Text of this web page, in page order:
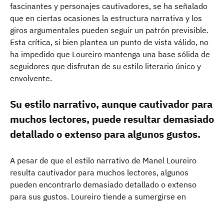
fascinantes y personajes cautivadores, se ha señalado
que en ciertas ocasiones la estructura narrativa y los
giros argumentales pueden seguir un patrón previsible.
Esta crítica, si bien plantea un punto de vista válido, no
ha impedido que Loureiro mantenga una base sólida de
seguidores que disfrutan de su estilo literario único y
envolvente.
Su estilo narrativo, aunque cautivador para
muchos lectores, puede resultar demasiado
detallado o extenso para algunos gustos.
A pesar de que el estilo narrativo de Manel Loureiro
resulta cautivador para muchos lectores, algunos
pueden encontrarlo demasiado detallado o extenso
para sus gustos. Loureiro tiende a sumergirse en